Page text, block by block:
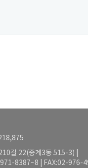
길 22(중계3동 515-3) |
8387~8 | FAX:02-976-